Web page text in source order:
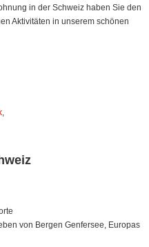
in der Schweiz haben Sie den
Aktivitäten in unserem schönen
,
von Bergen Genfersee, Europas